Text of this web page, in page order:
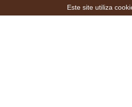
Este site utiliza